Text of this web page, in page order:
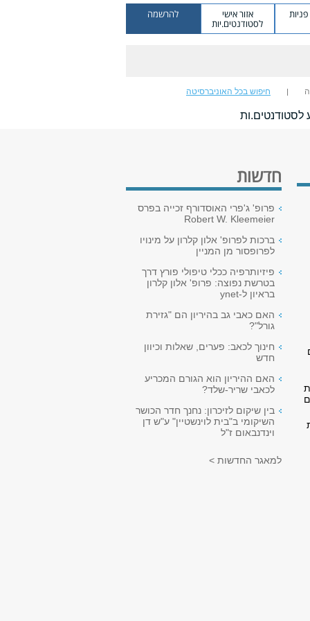
אזור אישי
לסטודנטים.יות
להרשמה
חיפוש בכל האוניברסיטה
לסטודנטים.ות
חדשות
פרופ' ג'פרי האוסדורף זכייה בפרס
Robert W. Kleemeier
ברכות לפרופ' אלון קלרון על מינויו
לפרופסור מן המניין
פיזיותרפיה ככלי טיפולי פורץ דרך
בטרשת נפוצה: פרופ' אלון קלרון
בראיון ל-ynet
האם כאבי גב בהיריון הם "גזירת
גורל"?
חינוך לכאב: פערים, שאלות וכיוון
חדש
האם ההיריון הוא הגורם המכריע
לכאבי שריר-שלד?
בין שיקום לזיכרון: נחנך חדר הכושר
השיקומי ב"בית לוינשטיין" ע"ש דן
וינדנבאום ז"ל
למאגר החדשות >